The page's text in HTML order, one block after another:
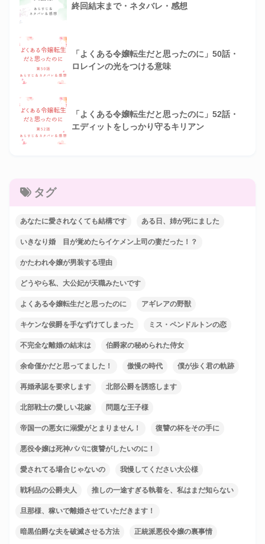
終回結末まで・ネタバレ・感想
「よくある令嬢転生だと思ったのに」50話・
ロレインの光をつける意味
「よくある令嬢転生だと思ったのに」52話・
エディットをしっかり守るキリアン
タグ
あなたに愛されなくても結構です ある日、姉が死にました
いきなり婚 目が覚めたらイケメン上司の妻だった！？
かたわれ令嬢が男装する理由
どうやら私、大公妃が天職みたいです
よくある令嬢転生だと思ったのに アギレアの野獣
キケンな侯爵を手なずけてしまった ミス・ペンドルトンの恋
不完全な離婚の結末は 伯爵家の秘められた侍女
余命僅かだと思ってました！ 傲慢の時代 僕が歩く君の軌跡
再婚承認を要求します 北部公爵を誘惑します
北部戦士の愛しい花嫁 問題な王子様
帝国一の悪女に溺愛がとまりません！ 復讐の杯をその手に
悪役令嬢は死神パパに復讐がしたいのに！
愛されてる場合じゃないの 我慢してください大公様
戦利品の公爵夫人 推しの一途すぎる執着を、私はまだ知らない
旦那様、稼いで離婚させていただきます！
暗黒伯爵な夫を破滅させる方法 正統派悪役令嬢の裏事情